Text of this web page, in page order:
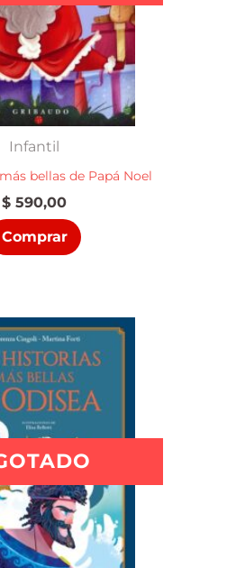
Infantil
bellas de Papá Noel
$ 590,00
Comprar